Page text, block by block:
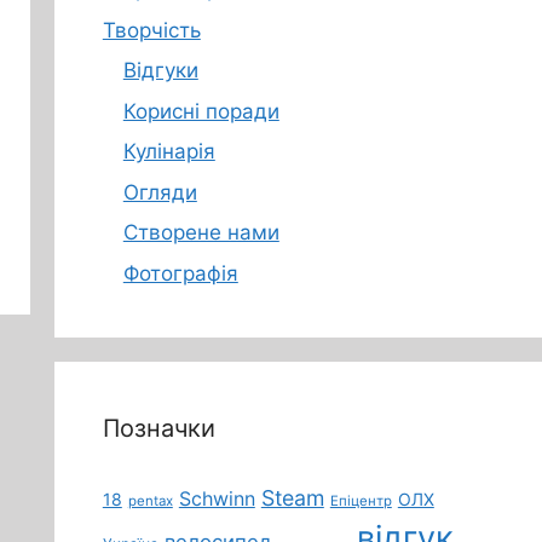
Творчість
Відгуки
Корисні поради
Кулінарія
Огляди
Створене нами
Фотографія
Позначки
18 pentax Schwinn Steam Епіцентр ОЛХ